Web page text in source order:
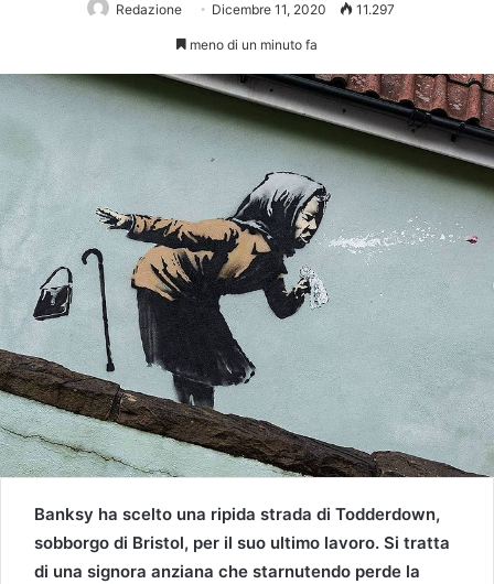
Redazione Dicembre 11, 2020 11.297
meno di un minuto fa
Banksy ha scelto una ripida strada di Todderdown,
sobborgo di Bristol, per il suo ultimo lavoro. Si tratta
di una signora anziana che starnutendo perde la